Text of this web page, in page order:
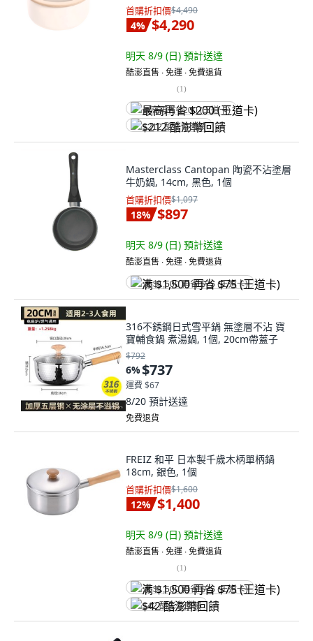
首購折扣價$4,490
4% $4,290
明天 8/9 (日) 預計送達
酷澎直售 ∙ 免運 ∙ 免費退貨
(1)
最高再省 $200 (王道卡)
$212 酷澎幣回饋
Masterclass Cantopan 陶瓷不沾塗層
牛奶鍋, 14cm, 黑色, 1個
首購折扣價$1,097
18% $897
明天 8/9 (日) 預計送達
酷澎直售 ∙ 免運 ∙ 免費退貨
满 $1,500 再省 $75 (王道卡)
316不銹鋼日式雪平鍋 無塗層不沾 寶
寶輔食鍋 煮湯鍋, 1個, 20cm帶蓋子
$792
6%$737
運費 $67
8/20 預計送達
免費退貨
FREIZ 和平 日本製千歲木柄單柄鍋
18cm, 銀色, 1個
首購折扣價$1,600
12% $1,400
明天 8/9 (日) 預計送達
酷澎直售 ∙ 免運 ∙ 免費退貨
(1)
满 $1,500 再省 $75 (王道卡)
$42 酷澎幣回饋